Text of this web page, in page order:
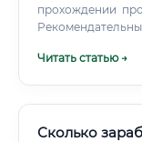
прохождении
Читать статью →
Сколько